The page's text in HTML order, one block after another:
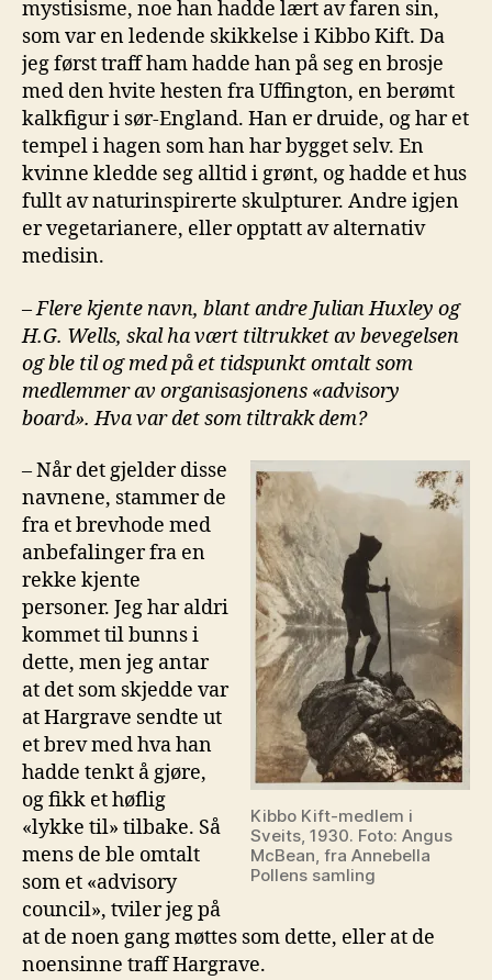
mystisisme, noe han hadde lært av faren sin,
som var en ledende skikkelse i Kibbo Kift. Da
jeg først traff ham hadde han på seg en brosje
med den hvite hesten fra Uffington, en berømt
kalkfigur i sør-England. Han er druide, og har et
tempel i hagen som han har bygget selv. En
kvinne kledde seg alltid i grønt, og hadde et hus
fullt av naturinspirerte skulpturer. Andre igjen
er vegetarianere, eller opptatt av alternativ
medisin.
–Flere kjente navn, blant andre Julian Huxley og
H.G. Wells, skal ha vært tiltrukket av bevegelsen
og ble til og med på et tidspunkt omtalt som
medlemmer av organisasjonens «advisory
board». Hva var det som tiltrakk dem?
Kibbo Kift-medlem i
Sveits, 1930. Foto: Angus
McBean, fra Annebella
Pollens samling
– Når det gjelder disse
navnene, stammer de
fra et brevhode med
anbefalinger fra en
rekke kjente
personer. Jeg har aldri
kommet til bunns i
dette, men jeg antar
at det som skjedde var
at Hargrave sendte ut
et brev med hva han
hadde tenkt å gjøre,
og fikk et høflig
«lykke til» tilbake. Så
mens de ble omtalt
som et «advisory
council», tviler jeg på
at de noen gang møttes som dette, eller at de
noensinne traff Hargrave.